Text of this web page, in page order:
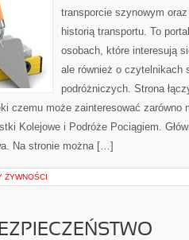
transporcie szynowym
historią transportu. To
osobach, które interesują
ale również o czytelnikach
podróżniczych. Strona
czemu może zainteresować zarówno
Kolejowe i Podróże Pociągiem.
Na stronie można […]
ŻYWNOŚCI